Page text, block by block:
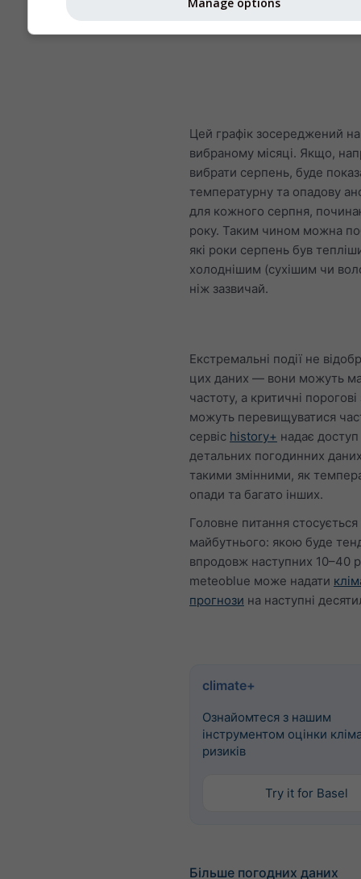
Цей графік зосереджений на
вибраному місяці. Якщо,
вибрати серпень, буде
температурну та опадову
для кожного серпня,
року. Таким чином можна
які роки серпень був
холоднішим (сухішим чи
ніж зазвичай.
Екстремальні події не
цих даних — вони можуть
частоту, а критичні
можуть перевищуватися
сервіс history+ надає
детальних погодинних
такими змінними, як
опади та багато інших.
Головне питання стосується
майбутнього: якою буде
впродовж наступних 10–40
meteoblue може надати
прогнози на наступні
climate+
Ознайомтеся з нашим
інструментом оцінки
ризиків
Try it for Basel
Більше погодних даних